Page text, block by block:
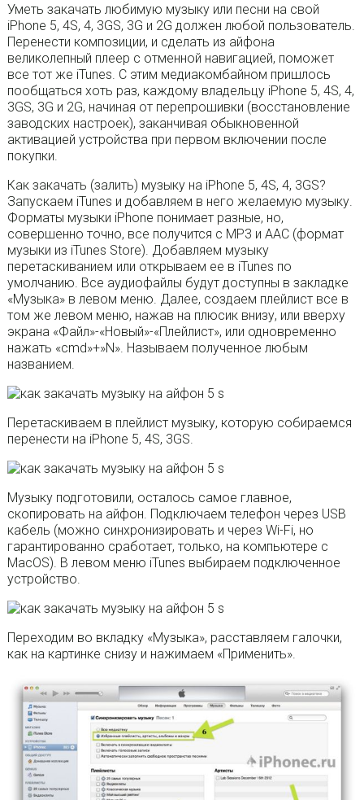
Уметь закачать любимую музыку или песни на свой
iPhone 5, 4S, 4, 3GS, 3G и 2G должен любой пользователь.
Перенести композиции, и сделать из айфона
великолепный плеер с отменной навигацией, поможет
все тот же iTunes. С этим медиакомбайном пришлось
пообщаться хоть раз, каждому владельцу iPhone 5, 4S, 4,
3GS, 3G и 2G, начиная от перепрошивки (восстановление
заводских настроек), заканчивая обыкновенной
активацией устройства при первом включении после
покупки.
Как закачать (залить) музыку на iPhone 5, 4S, 4, 3GS?
Запускаем iTunes и добавляем в него желаемую музыку.
Форматы музыки iPhone понимает разные, но,
совершенно точно, все получится с MP3 и AAC (формат
музыки из iTunes Store). Добавляем музыку
перетаскиванием или открываем ее в iTunes по
умолчанию. Все аудиофайлы будут доступны в закладке
«Музыка» в левом меню. Далее, создаем плейлист все в
том же левом меню, нажав на плюсик внизу, или вверху
экрана «Файл»-«Новый»-«Плейлист», или одновременно
нажать «cmd»+»N». Называем полученное любым
названием.
Перетаскиваем в плейлист музыку, которую собираемся
перенести на iPhone 5, 4S, 3GS.
Музыку подготовили, осталось самое главное,
скопировать на айфон. Подключаем телефон через USB
кабель (можно синхронизировать и через Wi-Fi, но
гарантированно сработает, только, на компьютере с
MacOS). В левом меню iTunes выбираем подключенное
устройство.
Переходим во вкладку «Музыка», расставляем галочки,
как на картинке снизу и нажимаем «Применить».